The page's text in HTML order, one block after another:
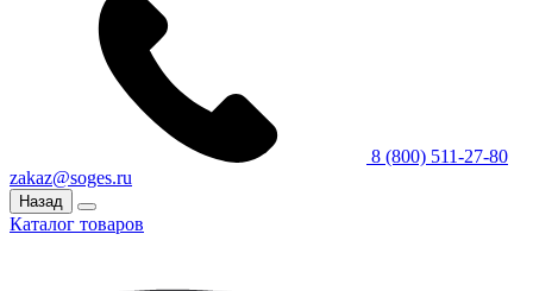
8 (800) 511-27-80
zakaz@soges.ru
Назад
Каталог товаров